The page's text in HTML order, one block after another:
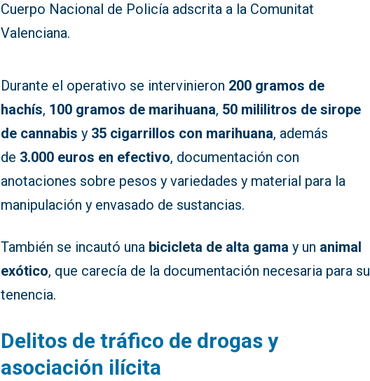
Cuerpo Nacional de Policía adscrita a la Comunitat
Valenciana.
Durante el operativo se intervinieron 200 gramos de
hachís, 100 gramos de marihuana, 50 mililitros de sirope
de cannabis y 35 cigarrillos con marihuana, además
de 3.000 euros en efectivo, documentación con
anotaciones sobre pesos y variedades y material para la
manipulación y envasado de sustancias.
También se incautó una bicicleta de alta gama y un animal
exótico, que carecía de la documentación necesaria para su
tenencia.
Delitos de tráfico de drogas y
asociación ilícita